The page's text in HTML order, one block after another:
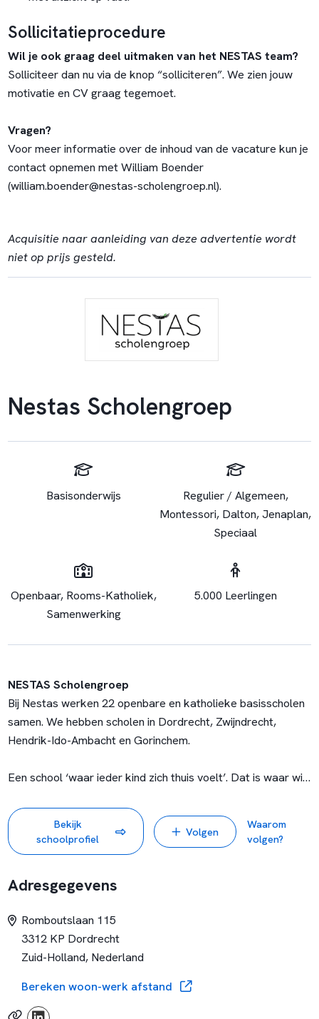
Sollicitatieprocedure
Wil je ook graag deel uitmaken van het NESTAS team?
Solliciteer dan nu via de knop “solliciteren”. We zien jouw
motivatie en CV graag tegemoet.
Vragen?
Voor meer informatie over de inhoud van de vacature kun je
contact opnemen met William Boender
(william.boender@nestas-scholengroep.nl).
Acquisitie naar aanleiding van deze advertentie wordt
niet op prijs gesteld.
Nestas Scholengroep
Basisonderwijs
Regulier / Algemeen,
Montessori, Dalton, Jenaplan,
Speciaal
Openbaar, Rooms-Katholiek,
Samenwerking
5.000 Leerlingen
NESTAS Scholengroep
Bij Nestas werken 22 openbare en katholieke basisscholen
samen. We hebben scholen in Dordrecht, Zwijndrecht,
Hendrik-Ido-Ambacht en Gorinchem.
Een school ‘waar ieder kind zich thuis voelt’. Dat is waar wij
verschil en zorgen samen voor een warm nest met kansen
voor iedereen. Regulier, Jenaplan, Montessori, Dalton of
speciaal basisonderwijs. Je vindt het allemaal bij ons.
Help jij mee om ieder kind het beste onderwijs te geven? We
www.nestas-scholengroep.nl
Bekijk
schoolprofiel
Volgen
Waarom
volgen?
Adresgegevens
Romboutslaan 115
3312 KP Dordrecht
Zuid-Holland, Nederland
Bereken woon-werk afstand